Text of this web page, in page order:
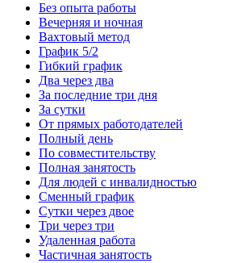
Без опыта работы
Вечерняя и ночная
Вахтовый метод
График 5/2
Гибкий график
Два через два
За последние три дня
За сутки
От прямых работодателей
Полный день
По совместительству
Полная занятость
Для людей с инвалидностью
Сменный график
Сутки через двое
Три через три
Удаленная работа
Частичная занятость